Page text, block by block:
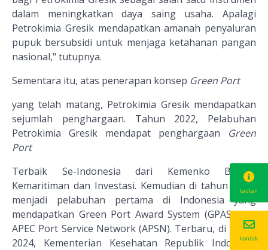
dalam meningkatkan daya saing usaha. Apalagi
Petrokimia Gresik mendapatkan amanah penyaluran
pupuk bersubsidi untuk menjaga ketahanan pangan
nasional," tutupnya.
Sementara itu, atas penerapan konsep Green Port
yang telah matang, Petrokimia Gresik mendapatkan
sejumlah penghargaan. Tahun 2022, Pelabuhan
Petrokimia Gresik mendapat penghargaan Green
Port
Terbaik Se-Indonesia dari Kemenko Bidang
Kemaritiman dan Investasi. Kemudian di tahun 2023,
menjadi pelabuhan pertama di Indonesia yang
mendapatkan Green Port Award System (GPAS) dari
APEC Port Service Network (APSN). Terbaru, di tahun
2024, Kementerian Kesehatan Republik Indonesia
tautan
kontak